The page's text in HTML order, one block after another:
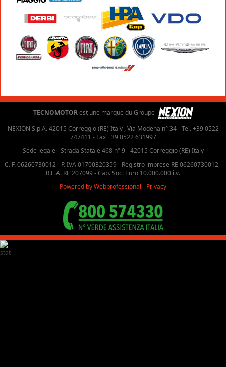
TECNOMOTORest une marque du Groupe
NEXION S.p.A. 42015 Correggio (RE) Italy , Via Modena n° 34 - Tel. +39 0522
747411 - Fax +39 0522 631997
Sede legale - Strada Statale 468 n° 9 - 42015 Correggio (RE) Italy
C. F. 06260730012 - P. IVA 01700320359 - Registro imprese RE 06260730012 -
R.E.A. RE 207099 - Cap. Soc. Euro 10.000.000 i.v.
Powered by Webprofessional - Privacy